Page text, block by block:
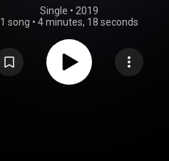
Single • 2019
1 song • 4 minutes, 18 seconds